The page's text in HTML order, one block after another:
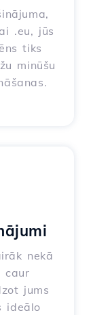
.eu, jūs
tiks
minūšu
nekā
caur
jums
ideālo